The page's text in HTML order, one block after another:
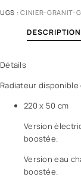
UGS :CINIER-GRANIT-
DESCRIPTION
Détails
Radiateur disponible
220 x 50 cm
Version
boostée.
Version eau
boostée.